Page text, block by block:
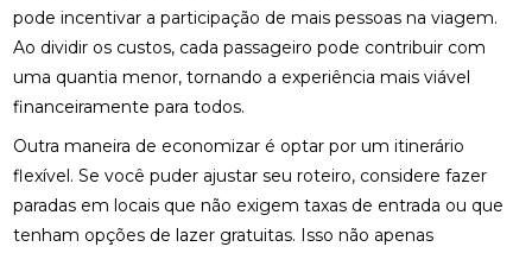
pode incentivar a participação de mais pessoas na viagem.
Ao dividir os custos, cada passageiro pode contribuir com
uma quantia menor, tornando a experiência mais viável
financeiramente para todos.
Outra maneira de economizar é optar por um itinerário
flexível. Se você puder ajustar seu roteiro, considere fazer
paradas em locais que não exigem taxas de entrada ou que
tenham opções de lazer gratuitas. Isso não apenas